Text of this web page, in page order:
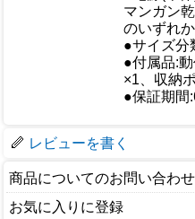
マンガン
のいずれ
●サイズ分
●付属品:
×1、収納
●保証期間
レビューを書く
商品についてのお問い合わせ
お気に入りに登録